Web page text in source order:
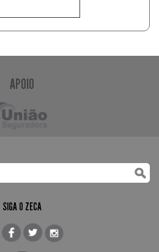
APOIO
SIGA O ZECA